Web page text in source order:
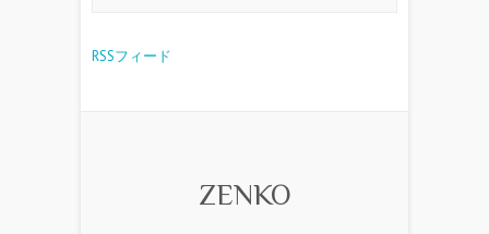
RSSフィード
ZENKO